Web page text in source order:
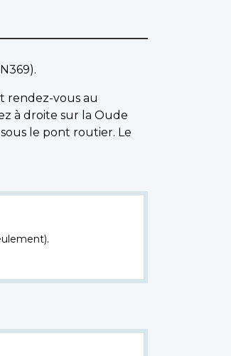
rendez-vous au
à droite sur la Oude
le pont routier. Le